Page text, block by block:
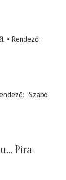
Rendező
Szabó
Pira